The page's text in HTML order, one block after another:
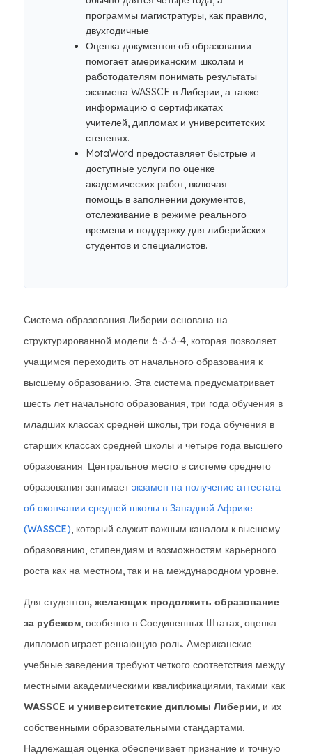
программы магистратуры, как правило,
двухгодичные.
Оценка документов об образовании
помогает американским школам и
работодателям понимать результаты
экзамена WASSCE в Либерии, а также
информацию о сертификатах
учителей, дипломах и университетских
степенях.
MotaWord предоставляет быстрые и
доступные услуги по оценке
академических работ, включая
помощь в заполнении документов,
отслеживание в режиме реального
времени и поддержку для либерийских
студентов и специалистов.
Система образования Либерии основана на
структурированной модели 6-3-3-4, которая позволяет
учащимся переходить от начального образования к
высшему образованию. Эта система предусматривает
шесть лет начального образования, три года обучения в
младших классах средней школы, три года обучения в
старших классах средней школы и четыре года высшего
образования. Центральное место в системе среднего
образования занимаетэкзамен на получение аттестата
об окончании средней школы в Западной Африке
(WASSCE), который служит важным каналом к высшему
образованию, стипендиям и возможностям карьерного
роста как на местном, так и на международном уровне.
Для студентов, желающих продолжить образование
за рубежом, особенно в Соединенных Штатах, оценка
дипломов играет решающую роль. Американские
учебные заведения требуют четкого соответствия между
местными академическими квалификациями, такими как
WASSCE и университетские дипломы Либерии, и их
собственными образовательными стандартами.
Надлежащая оценка обеспечивает признание и точную